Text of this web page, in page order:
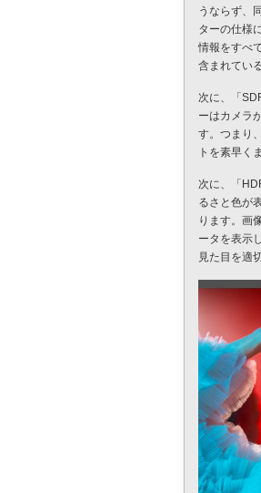
うならず、
ターの仕様
情報をすべ
含まれてい
次に、「
ーはカメラ
す。つまり
トを素早く
次に、「
るさと色が
ります。画
ータを表示
見た目を適